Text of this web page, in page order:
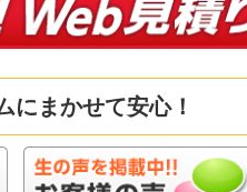
にまかせて安心！